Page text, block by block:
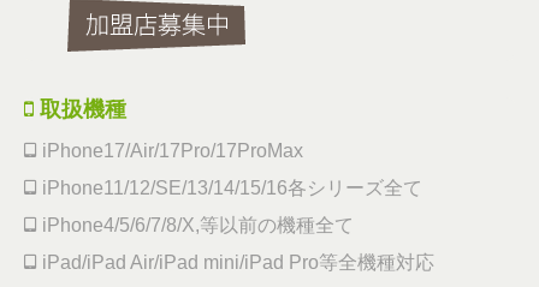
取扱機種
iPhone17/Air/17Pro/17ProMax
iPhone11/12/SE/13/14/15/16各シリーズ全て
iPhone4/5/6/7/8/X,等以前の機種全て
iPad/iPad Air/iPad mini/iPad Pro等全機種対応